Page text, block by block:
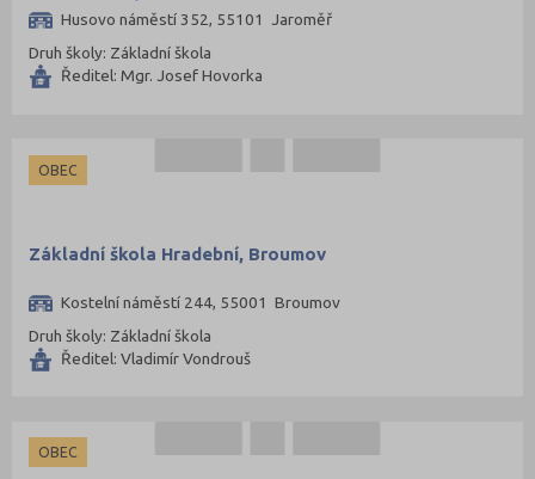
Husovo náměstí 352, 55101 Jaroměř
Druh školy: Základní škola
Ředitel: Mgr. Josef Hovorka
OBEC
Základní škola Hradební, Broumov
Kostelní náměstí 244, 55001 Broumov
Druh školy: Základní škola
Ředitel: Vladimír Vondrouš
OBEC